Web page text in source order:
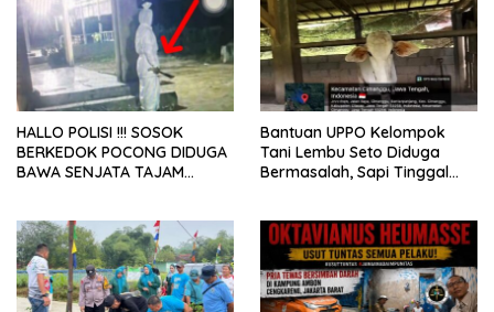
HALLO POLISI !!! SOSOK
BERKEDOK POCONG DIDUGA
BAWA SENJATA TAJAM
LEBONG
Bantuan UPPO Kelompok
Tani Lembu Seto Diduga
Bermasalah, Sapi Tinggal